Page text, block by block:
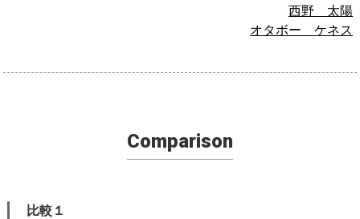
西野 太陽
オタボー ケネス
Comparison
比較１